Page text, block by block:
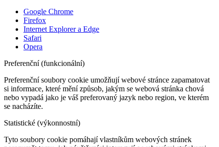
Google Chrome
Firefox
Internet Explorer a Edge
Safari
Opera
Preferenční (funkcionální)
Preferenční soubory cookie umožňují webové stránce zapamatovat
si informace, které mění způsob, jakým se webová stránka chová
nebo vypadá jako je váš preferovaný jazyk nebo region, ve kterém
se nacházíte.
Statistické (výkonnostní)
Tyto soubory cookie pomáhají vlastníkům webových stránek